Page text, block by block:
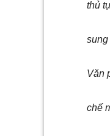
thủ
sung
Văn
chế